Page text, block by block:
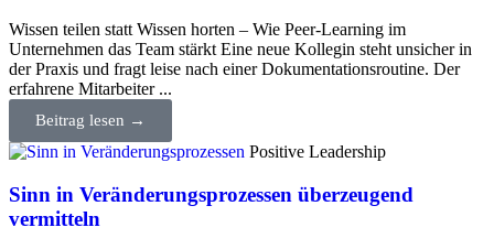
Wissen teilen statt Wissen horten – Wie Peer-Learning im
Unternehmen das Team stärkt Eine neue Kollegin steht unsicher in
der Praxis und fragt leise nach einer Dokumentationsroutine. Der
erfahrene Mitarbeiter ...
Beitrag lesen →
Positive Leadership
Sinn in Veränderungsprozessen überzeugend
vermitteln